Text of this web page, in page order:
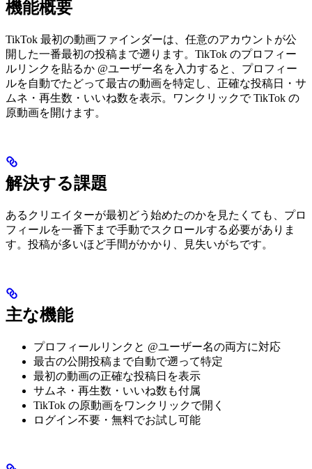
機能概要
TikTok 最初の動画ファインダーは、任意のアカウントが公
開した一番最初の投稿まで遡ります。TikTok のプロフィー
ルリンクを貼るか @ユーザー名を入力すると、プロフィー
ルを自動でたどって最古の動画を特定し、正確な投稿日・サ
ムネ・再生数・いいね数を表示。ワンクリックで TikTok の
原動画を開けます。
解決する課題
あるクリエイターが最初どう始めたのかを見たくても、プロ
フィールを一番下まで手動でスクロールする必要がありま
す。投稿が多いほど手間がかかり、見失いがちです。
主な機能
プロフィールリンクと @ユーザー名の両方に対応
最古の公開投稿まで自動で遡って特定
最初の動画の正確な投稿日を表示
サムネ・再生数・いいね数も付属
TikTok の原動画をワンクリックで開く
ログイン不要・無料でお試し可能